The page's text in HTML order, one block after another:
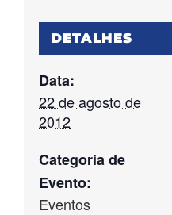
DETALHES
Data:
22 de agosto de
2012
Categoria de
Evento:
Eventos